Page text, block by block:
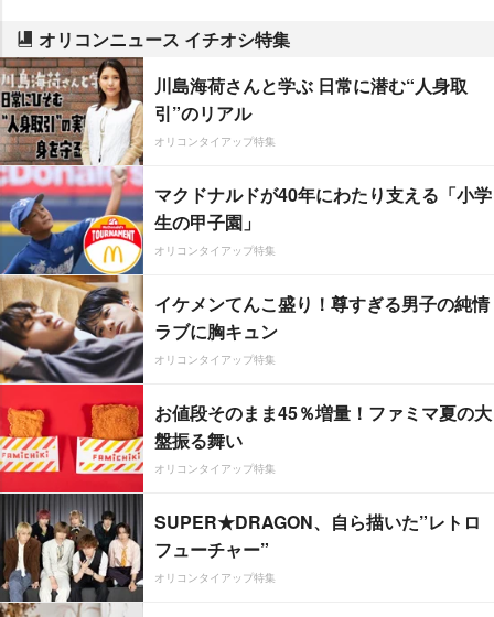
オリコンニュース イチオシ特集
川島海荷さんと学ぶ 日常に潜む“人身取
引”のリアル
オリコンタイアップ特集
マクドナルドが40年にわたり支える「小学
生の甲子園」
オリコンタイアップ特集
イケメンてんこ盛り！尊すぎる男子の純情
ラブに胸キュン
オリコンタイアップ特集
お値段そのまま45％増量！ファミマ夏の大
盤振る舞い
オリコンタイアップ特集
SUPER★DRAGON、自ら描いた”レトロ
フューチャー”
オリコンタイアップ特集